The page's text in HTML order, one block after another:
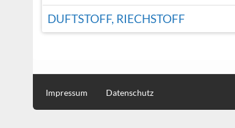
DUFTSTOFF, RIECHSTOFF
Impressum Datenschutz